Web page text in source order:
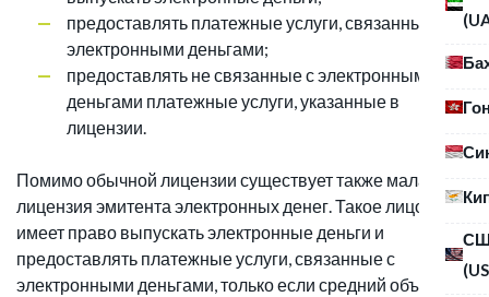
предоставлять платежные услуги, связанные с
электронными деньгами;
предоставлять не связанные с электронными
деньгами платежные услуги, указанные в
лицензии.
Помимо обычной лицензии существует также малая
лицензия эмитента электронных денег. Такое лицо
имеет право выпускать электронные деньги и
предоставлять платежные услуги, связанные с
электронными деньгами, только если средний объем